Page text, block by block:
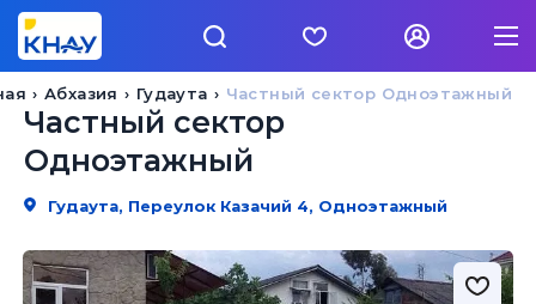
Частный сектор Одноэтажный
Гудаута
Абхазия
Частный сектор
Одноэтажный
Гудаута, Переулок Казачий 4, Одноэтажный